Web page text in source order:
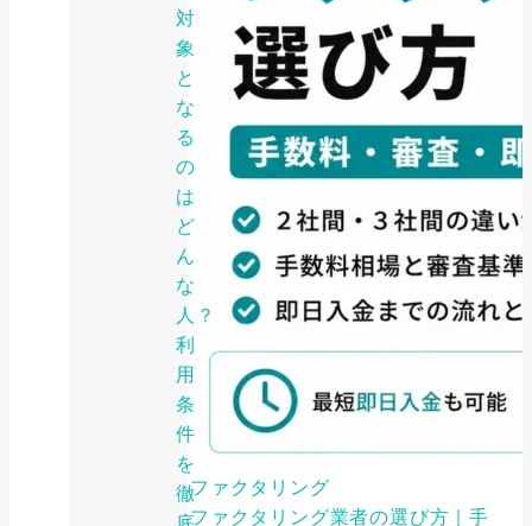
対
象
と
な
る
の
は
ど
ん
な
人？
利
用
条
件
を
徹ファクタリング
ファクタリング業者の選び方｜手